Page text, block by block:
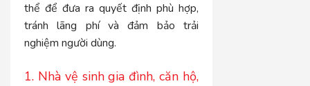
thể để đưa ra quyết định phù hợp,
tránh lãng phí và đảm bảo trải
nghiệm người dùng.
1. Nhà vệ sinh gia đình, căn hộ,